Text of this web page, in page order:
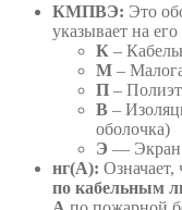
КМПВЭ: Это
указывает на
К –
М –
П –
В –
оболочка)
Э — Экран
нг(А): Означает,
по кабельным